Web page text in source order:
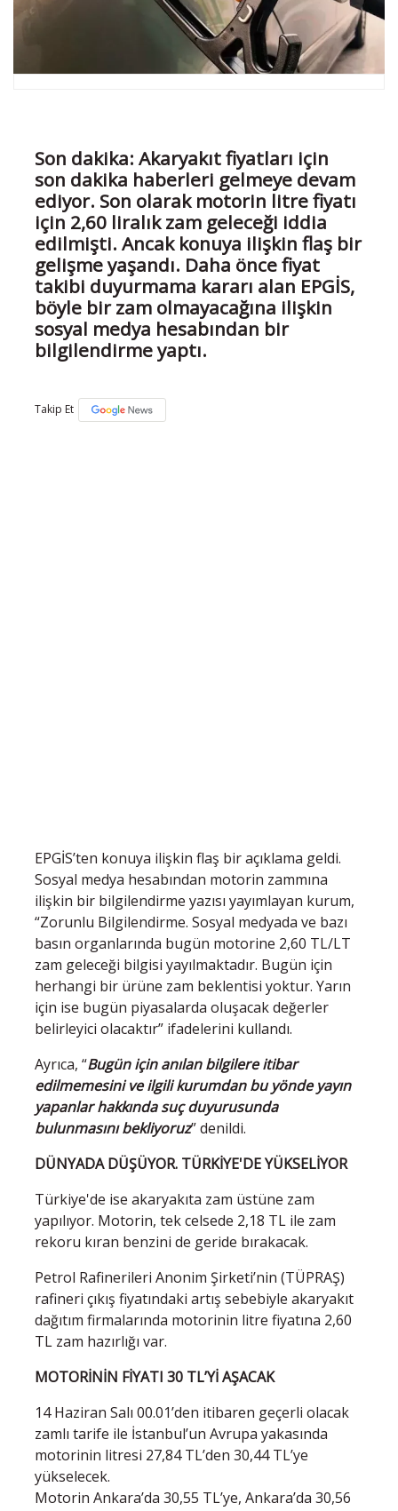
Son dakika: Akaryakıt fiyatları için
son dakika haberleri gelmeye devam
ediyor. Son olarak motorin litre fiyatı
için 2,60 liralık zam geleceği iddia
edilmişti. Ancak konuya ilişkin flaş bir
gelişme yaşandı. Daha önce fiyat
takibi duyurmama kararı alan EPGİS,
böyle bir zam olmayacağına ilişkin
sosyal medya hesabından bir
bilgilendirme yaptı.
Takip Et
EPGİS’ten konuya ilişkin flaş bir açıklama geldi.
Sosyal medya hesabından motorin zammına
ilişkin bir bilgilendirme yazısı yayımlayan kurum,
“Zorunlu Bilgilendirme. Sosyal medyada ve bazı
basın organlarında bugün motorine 2,60 TL/LT
zam geleceği bilgisi yayılmaktadır. Bugün için
herhangi bir ürüne zam beklentisi yoktur. Yarın
için ise bugün piyasalarda oluşacak değerler
belirleyici olacaktır” ifadelerini kullandı.
Ayrıca, “Bugün için anılan bilgilere itibar
edilmemesini ve ilgili kurumdan bu yönde yayın
yapanlar hakkında suç duyurusunda
bulunmasını bekliyoruz” denildi.
DÜNYADA DÜŞÜYOR. TÜRKİYE'DE YÜKSELİYOR
Türkiye'de ise akaryakıta zam üstüne zam
yapılıyor. Motorin, tek celsede 2,18 TL ile zam
rekoru kıran benzini de geride bırakacak.
Petrol Rafinerileri Anonim Şirketi’nin (TÜPRAŞ)
rafineri çıkış fiyatındaki artış sebebiyle akaryakıt
dağıtım firmalarında motorinin litre fiyatına 2,60
TL zam hazırlığı var.
MOTORİNİN FİYATI 30 TL’Yİ AŞACAK
14 Haziran Salı 00.01’den itibaren geçerli olacak
zamlı tarife ile İstanbul’un Avrupa yakasında
motorinin litresi 27,84 TL’den 30,44 TL’ye
yükselecek.
Motorin Ankara’da 30,55 TL’ye, Ankara’da 30,56